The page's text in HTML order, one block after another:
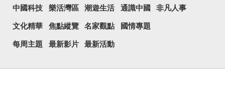
中國科技 樂活灣區 潮遊生活 通識中國 非凡人事
文化精華 焦點縱覽 名家觀點 國情專題
每周主題 最新影片 最新活動